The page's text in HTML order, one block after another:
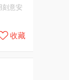
刻意安
收藏